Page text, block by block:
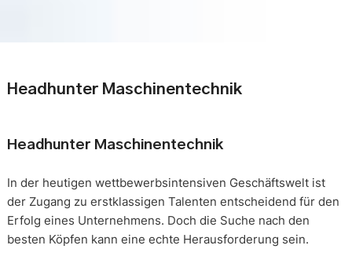
Headhunter Maschinentechnik
Headhunter Maschinentechnik
In der heutigen wettbewerbsintensiven Geschäftswelt ist
der Zugang zu erstklassigen Talenten entscheidend für den
Erfolg eines Unternehmens. Doch die Suche nach den
besten Köpfen kann eine echte Herausforderung sein.